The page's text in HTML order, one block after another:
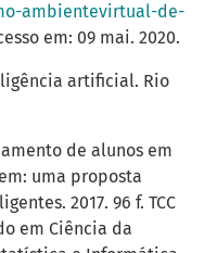
ambientevirtual-de-
em: 09 mai. 2020.
artificial. Rio
de alunos em
uma proposta
2017. 96 f. TCC
em Ciência da